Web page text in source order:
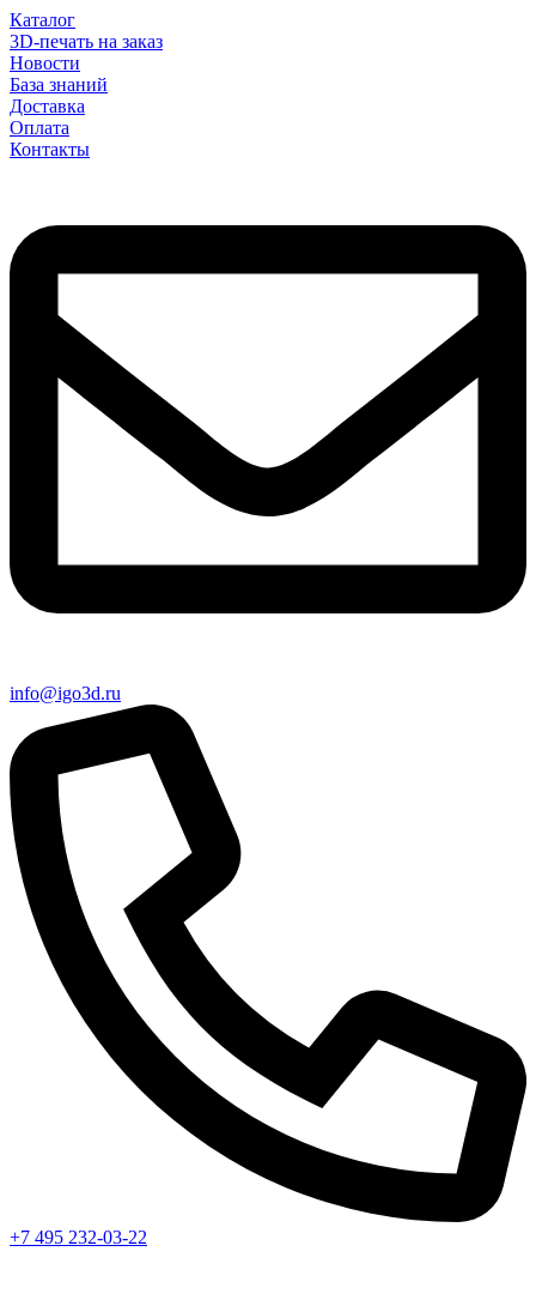
Каталог
3D-печать на заказ
Новости
База знаний
Доставка
Оплата
Контакты
info@igo3d.ru
+7 495 232-03-22